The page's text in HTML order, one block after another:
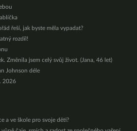
řeší, jak byste měla vypadat?
rozdíl!
Změnila jsem celý svůj život. (Jana, 46 let)
Johnson déle
2026
a ve škole pro svoje děti?